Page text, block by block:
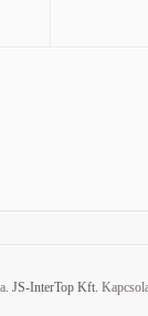
JS-InterTop Kft.